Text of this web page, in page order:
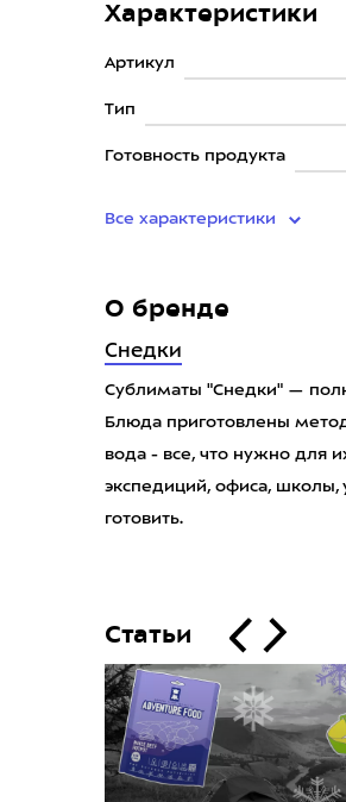
Характеристики
Артикул
Тип
Готовность продукта
Все характеристики
О бренде
Снедки
Сублиматы "Снедки" —
Блюда приготовлены
вода - все, что нужно для
экспедиций, офиса, школы,
готовить.
Статьи